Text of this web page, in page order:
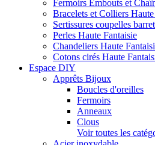
Fermoirs Embouts et
Bracelets et Colliers
Sertissures coupelles
Perles Haute Fantaisie
Chandeliers Haute
Cotons cirés Haute
Espace DIY
Apprêts Bijoux
Boucles d'oreilles
Fermoirs
Anneaux
Clous
Voir toutes les